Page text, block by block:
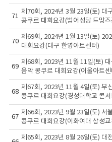
71
제70회, 2024년 3월 23일(토) 대
콩쿠르 대회요강(범어성당 드망즈
70
제69회, 2024년 1월 13일(토)
대회요강(대구 한영아트센터)
69
제68회, 2023년 11월 11일(토)
음악 콩쿠르 대회요강(어울아트센
68
제67회, 2023년 11월 4일(토) 부
콩쿠르 대회요강(경성대학교 콘
67
제66회, 2023년 9월 23일(토) 서
콩쿠르 대회요강(이화여대 삼성
제65회, 2023년 8월 26일(토) 대